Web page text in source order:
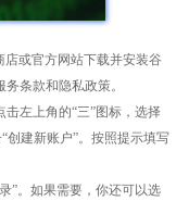
店或官方网站下载并安装谷
条款和隐私政策。
左上角的“三”图标，选择
创建新账户”。按照提示填写
”。如果需要，你还可以选